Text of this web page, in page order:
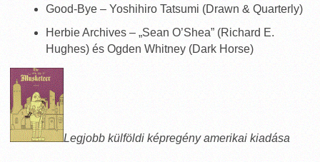
Good-Bye – Yoshihiro Tatsumi (Drawn & Quarterly)
Herbie Archives – „Sean O’Shea” (Richard E.
Hughes) és Ogden Whitney (Dark Horse)
Legjobb külföldi képregény amerikai kiadása